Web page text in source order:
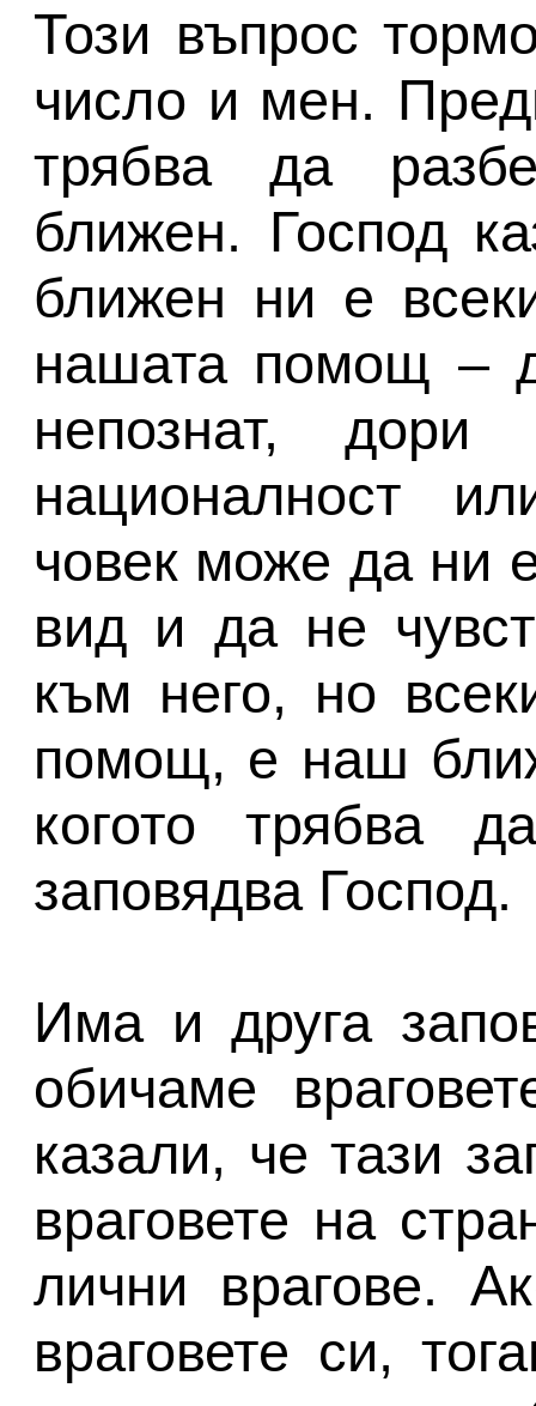
Този въпрос
число и мен.
трябва да
ближен. Господ
ближен ни е
нашата помощ –
непознат,
националност
човек може да ни
вид и да не
към него, но
помощ, е наш
когото трябва
заповядва Господ.
Има и друга
обичаме
казали, че тази
враговете на
лични врагове.
враговете си,